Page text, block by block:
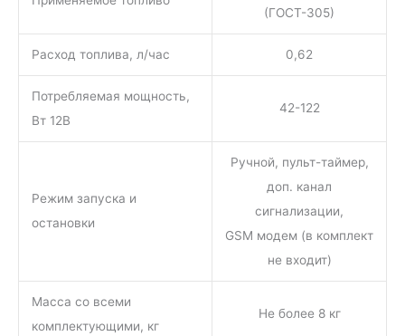
(ГОСТ-305)
Расход топлива, л/час 0,62
Потребляемая мощность,
Вт 12В
42-122
Режим запуска и
остановки
Ручной, пульт-таймер,
доп. канал
сигнализации,
GSM модем (в комплект
не входит)
Масса со всеми
комплектующими, кг
Не более 8 кг